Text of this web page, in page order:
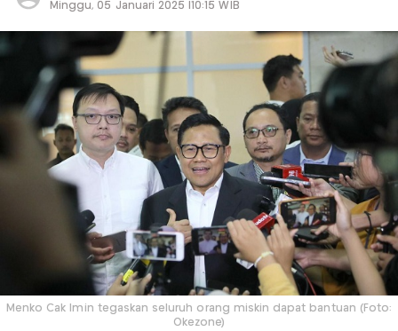
Minggu, 05 Januari 2025 |10:15 WIB
Menko Cak Imin tegaskan seluruh orang miskin dapat bantuan (Foto:
Okezone)